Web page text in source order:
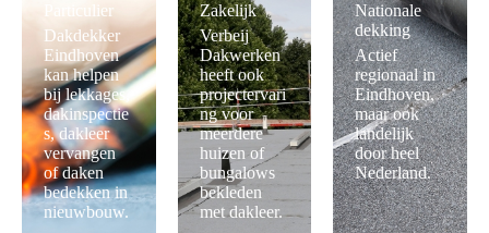
Particulier
Dakdekker
Eindhoven
kan helpen
bij lekkages,
dakinspectie
s, dakleer
vervangen
of daken
bedekken in
nieuwbouw.
Zakelijk
Verbeij
Dakwerken
heeft ook
projectervari
ng voor
meerdere
huizen of
bungalows
bekleden
met dakleer.
Nationale
dekking
Actief
regionaal in
Eindhoven,
maar ook
landelijk
door heel
Nederland.